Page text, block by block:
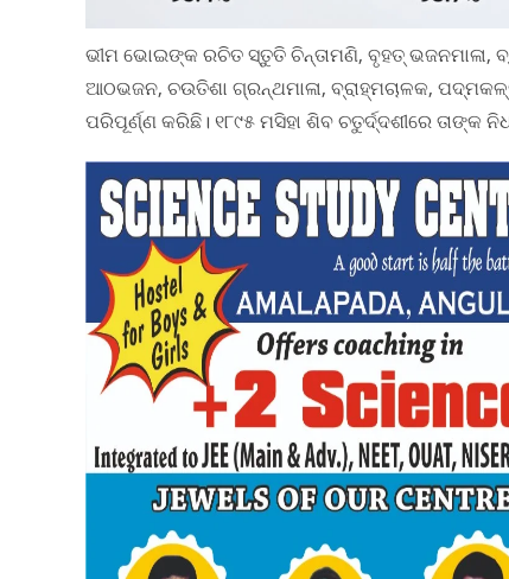
ଭୀମ ଭୋଇଙ୍କ ରଚିତ ସ୍ତୁତି ଚିନ୍ତାମଣି, ବୃହତ୍ ଭଜନମାଳା,
ଆଠଭଜନ, ଚଉତିଶା ଗ୍ରନ୍ଥମାଳା, ବ୍ରାହ୍ମଚାଳକ,
ପରିପୂର୍ଣ୍ଣ କରିଛି। ୧୮୯୫ ମସିହା ଶିବ ଚତୁର୍ଦ୍ଦଶୀରେ ତାଙ୍କ